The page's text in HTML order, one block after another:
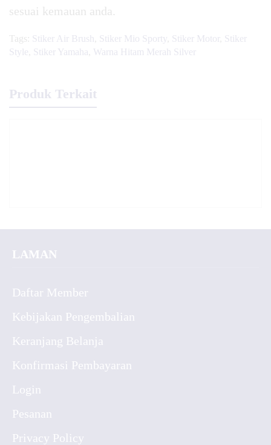
sesuai kemauan anda.
Tags: Stiker Air Brush Stiker Mio Sporty Stiker Motor
Stiker
Style
Stiker Yamaha Warna Hitam Merah Silver
Produk Terkait
LAMAN
Daftar Member
Kebijakan Pengembalian
Keranjang Belanja
Konfirmasi Pembayaran
Login
Pesanan
Privacy Policy